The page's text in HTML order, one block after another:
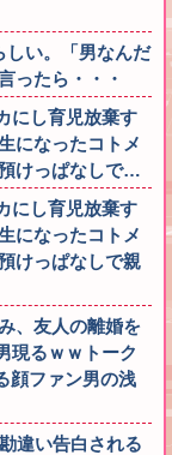
しい。「男なんだ
ったら・・・
にし育児放棄す
になったコトメ
けっぱなしで…
にし育児放棄す
になったコトメ
けっぱなしで親
、友人の離婚を
現るｗｗトーク
顔ファン男の浅
違い告白される